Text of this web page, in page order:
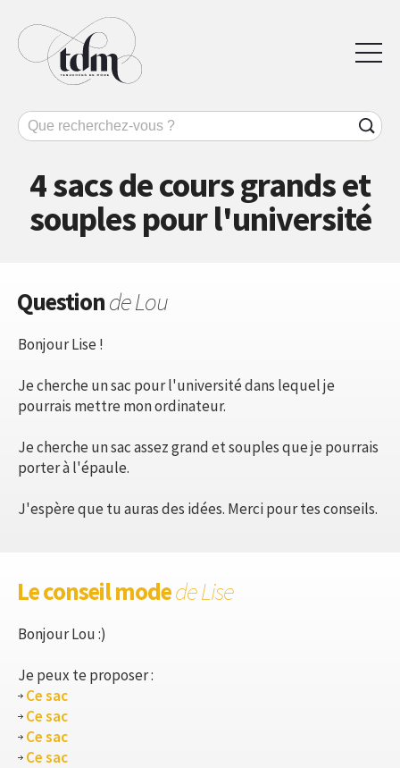
4 sacs de cours grands et
souples pour l'université
Questionde Lou
Bonjour Lise !
Je cherche un sac pour l'université dans lequel je
pourrais mettre mon ordinateur.
Je cherche un sac assez grand et souples que je pourrais
porter à l'épaule.
J'espère que tu auras des idées. Merci pour tes conseils.
Le conseil modede Lise
Bonjour Lou :)
Je peux te proposer :
Ce sac
Ce sac
Ce sac
Ce sac